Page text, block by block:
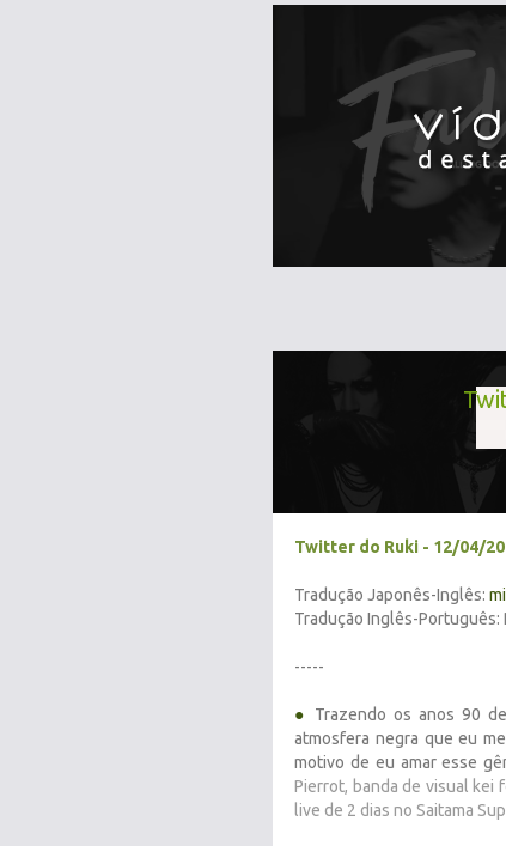
Twitter do Ruki - 12/04/
Tradução Japonês-Inglês:
Tradução Inglês-Português:
-----
●
Trazendo os anos 90
atmosfera negra que eu
motivo de eu amar esse
Pierrot, banda de visual kei
live de 2 dias no Saitama